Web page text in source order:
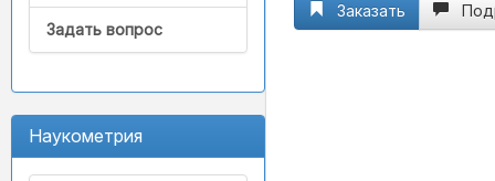
Задать вопрос
Наукометрия
Заказать